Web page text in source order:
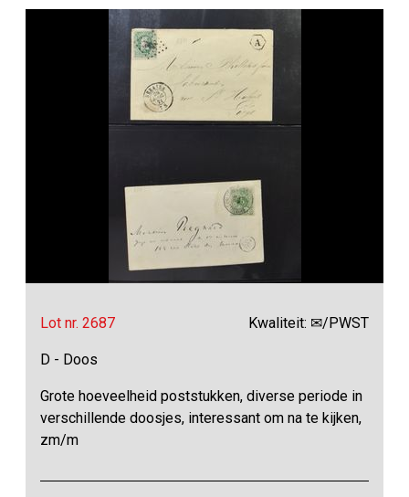
Lot nr. 2687 Kwaliteit: ✉/PWST
D - Doos
Grote hoeveelheid poststukken, diverse periode in
verschillende doosjes, interessant om na te kijken,
zm/m